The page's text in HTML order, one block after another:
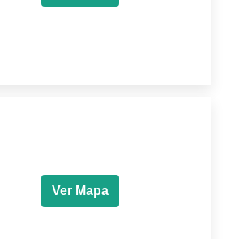
Ver Mapa